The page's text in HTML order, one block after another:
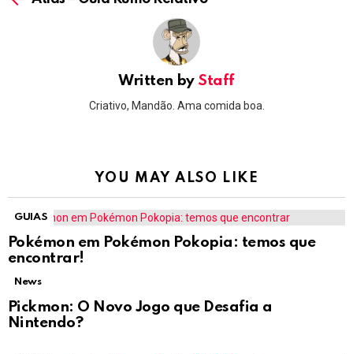
Written by Staff
Criativo, Mandão. Ama comida boa.
YOU MAY ALSO LIKE
GUIAS
Pokémon em Pokémon Pokopia: temos que
encontrar!
News
Pickmon: O Novo Jogo que Desafia a
Nintendo?